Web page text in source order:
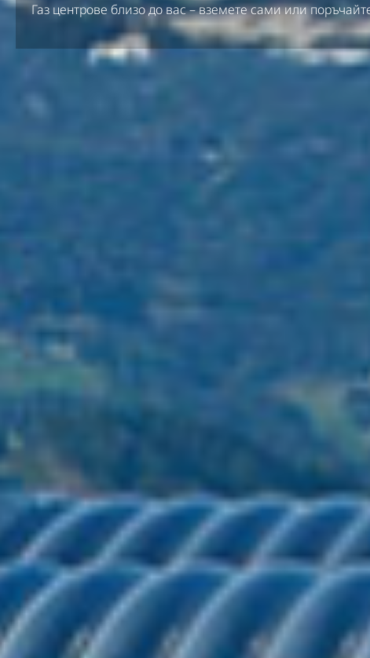
Газ центрове близо до вас – вземете сами или